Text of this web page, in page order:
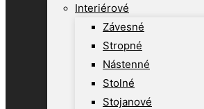
Interiérové
Závesné
Stropné
Nástenné
Stolné
Stojanové